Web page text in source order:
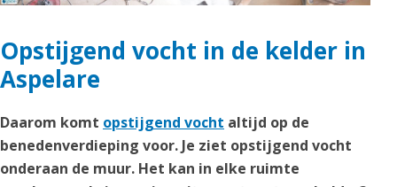
Opstijgend vocht in de kelder in
Aspelare
Daarom komt opstijgend vocht altijd op de
benedenverdieping voor. Je ziet opstijgend vocht
onderaan de muur. Het kan in elke ruimte